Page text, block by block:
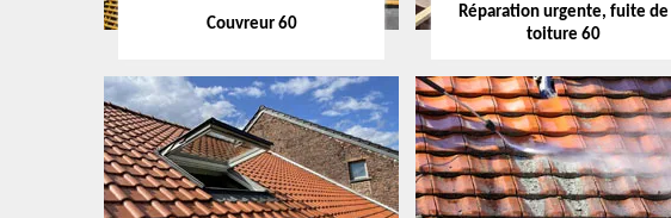
Couvreur 60
Réparation urgente, fuite de
toiture 60